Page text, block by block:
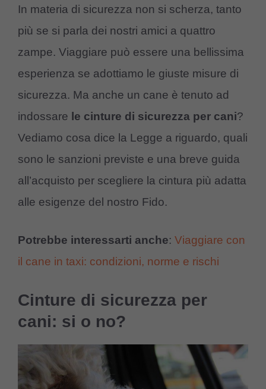
In materia di sicurezza non si scherza, tanto
più se si parla dei nostri amici a quattro
zampe. Viaggiare può essere una bellissima
esperienza se adottiamo le giuste misure di
sicurezza. Ma anche un cane è tenuto ad
indossare le cinture di sicurezza per cani?
Vediamo cosa dice la Legge a riguardo, quali
sono le sanzioni previste e una breve guida
all’acquisto per scegliere la cintura più adatta
alle esigenze del nostro Fido.
Potrebbe interessarti anche: Viaggiare con
il cane in taxi: condizioni, norme e rischi
Cinture di sicurezza per
cani: si o no?